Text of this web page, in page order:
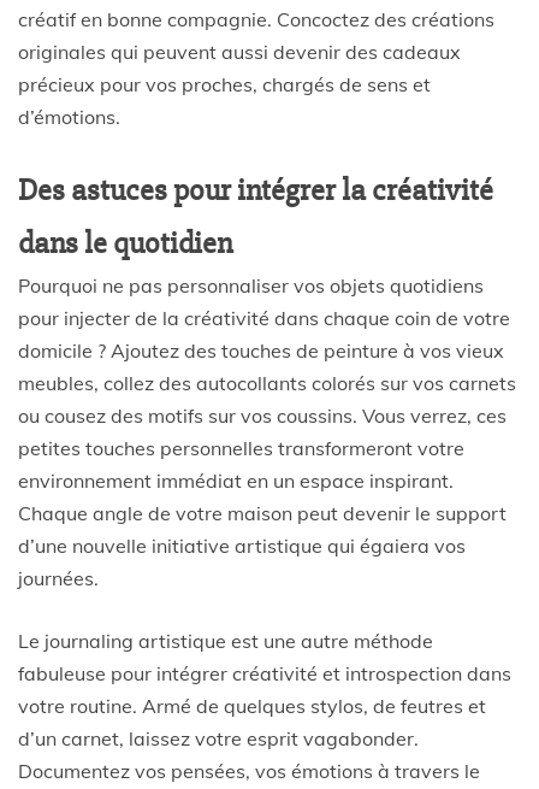
créatif en bonne compagnie. Concoctez des créations
originales qui peuvent aussi devenir des cadeaux
précieux pour vos proches, chargés de sens et
d’émotions.
Des astuces pour intégrer la créativité
dans le quotidien
Pourquoi ne pas personnaliser vos objets quotidiens
pour injecter de la créativité dans chaque coin de votre
domicile ? Ajoutez des touches de peinture à vos vieux
meubles, collez des autocollants colorés sur vos carnets
ou cousez des motifs sur vos coussins. Vous verrez, ces
petites touches personnelles transformeront votre
environnement immédiat en un espace inspirant.
Chaque angle de votre maison peut devenir le support
d’une nouvelle initiative artistique qui égaiera vos
journées.
Le journaling artistique est une autre méthode
fabuleuse pour intégrer créativité et introspection dans
votre routine. Armé de quelques stylos, de feutres et
d’un carnet, laissez votre esprit vagabonder.
Documentez vos pensées, vos émotions à travers le